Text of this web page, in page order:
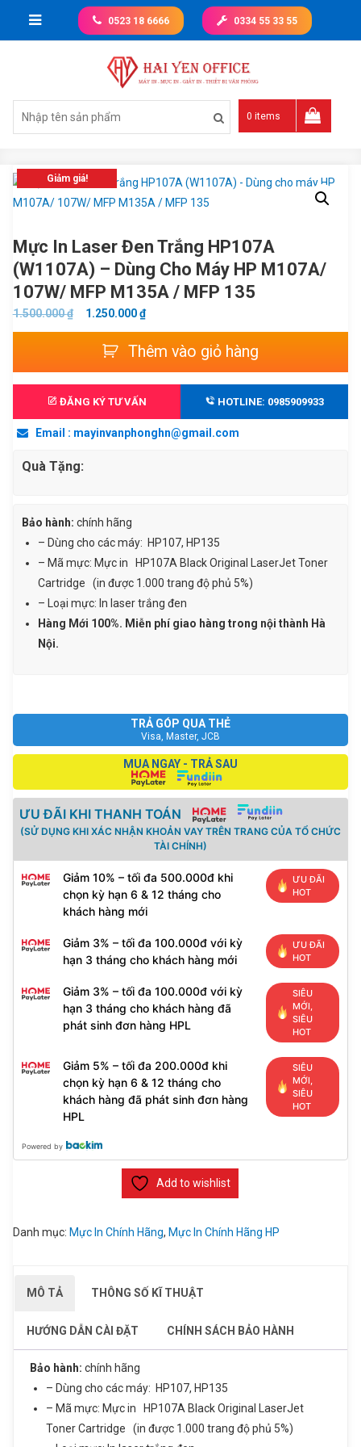
0523 18 6666 0334 55 33 55
Giá tốt nhất thị trường
0 items
Giảm giá!
Mực In Laser Đen Trắng HP107A
(W1107A) – Dùng Cho Máy HP M107A/
107W/ MFP M135A / MFP 135
1.500.000₫
GIÁ
GỐC
1.500.000 ₫.
1.250.000₫GIÁ
HIỆN
TẠI
LÀ:
trắng
HP107A
(W1107A)
cho
máy
HP
M107A/
107W/
MFP
M135A
lượng
Thêm vào giỏ hàng
ĐĂNG KÝ TƯ VẤN HOTLINE: 0985909933
Email : mayinvanphonghn@gmail.com
Quà Tặng:
Bảo hành: chính hãng
– Dùng cho các máy: HP107, HP135
– Mã mực: Mực in HP107A Black Original LaserJet Toner
Cartridge (in được 1.000 trang độ phủ 5%)
– Loại mực: In laser trắng đen
Hàng Mới 100%. Miễn phí giao hàng trong nội thành Hà
Nội.
TRẢ GÓP QUA THẺ
Visa, Master, JCB
MUA NGAY - TRẢ SAU
ƯU ĐÃI KHI THANH TOÁN
(SỬ DỤNG KHI XÁC NHẬN KHOẢN VAY TRÊN TRANG CỦA TỔ CHỨC
TÀI CHÍNH)
Giảm 10% – tối đa 500.000đ khi
chọn kỳ hạn 6 & 12 tháng cho
khách hàng mới
ƯU ĐÃI
HOT
Giảm 3% – tối đa 100.000đ với kỳ
hạn 3 tháng cho khách hàng mới
ƯU ĐÃI
HOT
Giảm 3% – tối đa 100.000đ với kỳ
hạn 3 tháng cho khách hàng đã
phát sinh đơn hàng HPL
SIÊU
MỚI,
SIÊU
HOT
Giảm 5% – tối đa 200.000đ khi
chọn kỳ hạn 6 & 12 tháng cho
khách hàng đã phát sinh đơn hàng
HPL
SIÊU
MỚI,
SIÊU
HOT
Powered by
Add to wishlist
Danh mục: Mực In Chính Hãng, Mực In Chính Hãng HP
MÔ TẢ THÔNG SỐ KĨ THUẬT
HƯỚNG DẪN CÀI ĐẶT CHÍNH SÁCH BẢO HÀNH
Bảo hành: chính hãng
– Dùng cho các máy: HP107, HP135
– Mã mực: Mực in HP107A Black Original LaserJet
Toner Cartridge (in được 1.000 trang độ phủ 5%)